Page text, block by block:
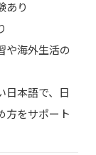
あり
や海外生活の
日本語で、日
方をサポート